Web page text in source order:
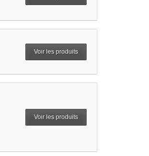
Voir les produits
Voir les produits